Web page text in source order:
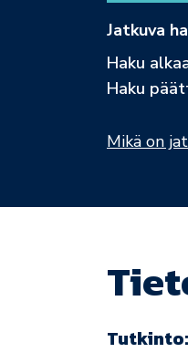
Jatkuva
Haku
Haku
Mikä on
Tutkinto: